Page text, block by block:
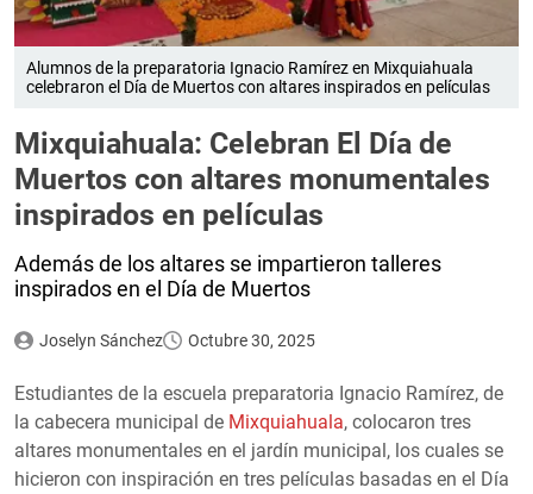
Alumnos de la preparatoria Ignacio Ramírez en Mixquiahuala
celebraron el Día de Muertos con altares inspirados en películas
Mixquiahuala: Celebran El Día de
Muertos con altares monumentales
inspirados en películas
Además de los altares se impartieron talleres
inspirados en el Día de Muertos
Joselyn Sánchez Octubre 30, 2025
Estudiantes de la escuela preparatoria Ignacio Ramírez, de
la cabecera municipal de Mixquiahuala, colocaron tres
altares monumentales en el jardín municipal, los cuales se
hicieron con inspiración en tres películas basadas en el Día